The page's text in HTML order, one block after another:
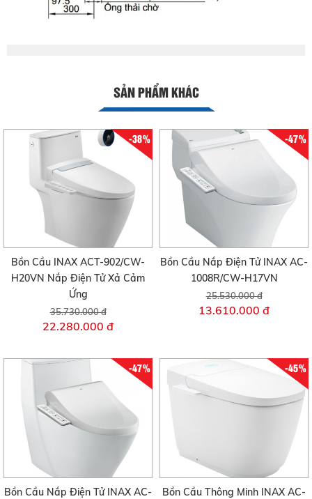
SẢN PHẨM KHÁC
-38%
Bồn Cầu INAX ACT-902/CW-
H20VN Nắp Điện Tử Xả Cảm
Ứng
35.730.000 đ
22.280.000 đ
-47%
Bồn Cầu Nắp Điện Tử INAX AC-
1008R/CW-H17VN
25.530.000 đ
13.610.000 đ
-47%
Bồn Cầu Nắp Điện Tử INAX AC-
-45%
Bồn Cầu Thông Minh INAX AC-